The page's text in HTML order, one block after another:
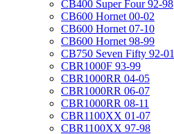
CB400 Super Four 92-98
CB600 Hornet 00-02
CB600 Hornet 07-10
CB600 Hornet 98-99
CB750 Seven Fifty 92-01
CBR1000F 93-99
CBR1000RR 04-05
CBR1000RR 06-07
CBR1000RR 08-11
CBR1100XX 01-07
CBR1100XX 97-98